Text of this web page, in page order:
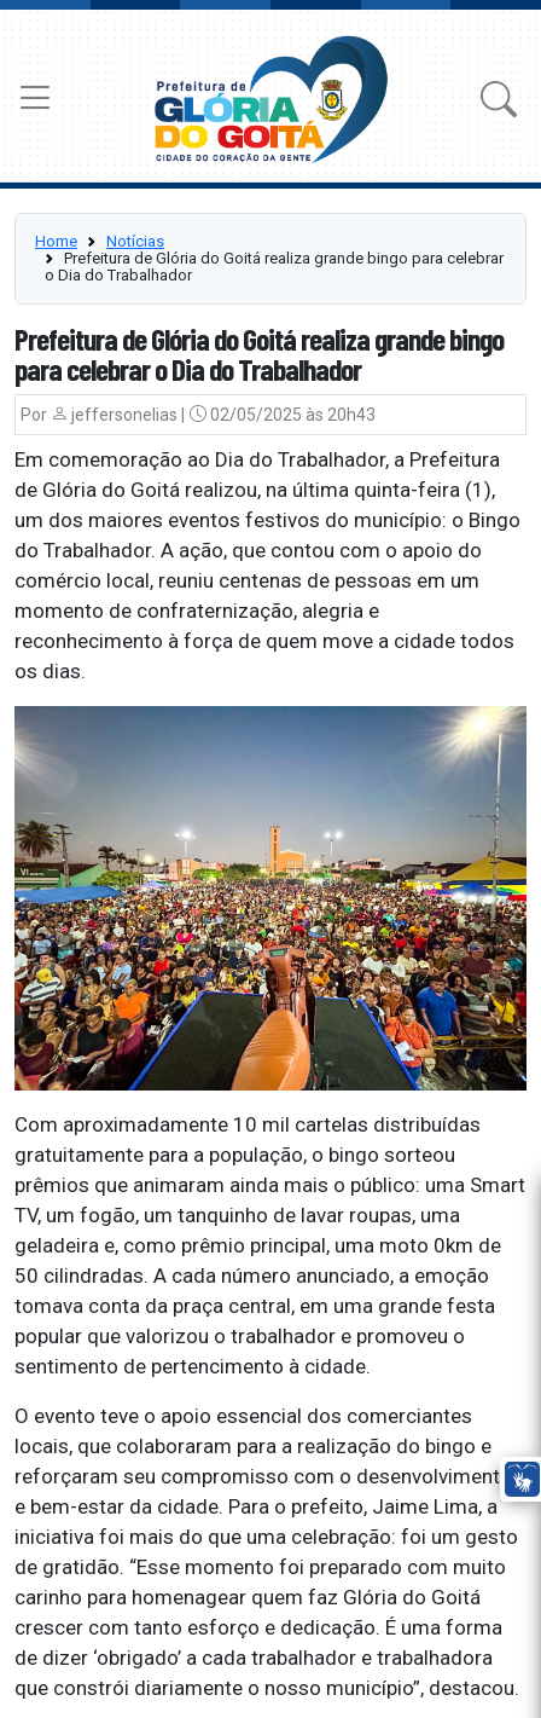
Home
Notícias
Prefeitura de Glória do Goitá realiza grande bingo para celebrar
o Dia do Trabalhador
Prefeitura de Glória do Goitá realiza grande bingo
para celebrar o Dia do Trabalhador
Por jeffersonelias | 02/05/2025 às 20h43
Em comemoração ao Dia do Trabalhador, a Prefeitura
de Glória do Goitá realizou, na última quinta-feira (1),
um dos maiores eventos festivos do município: o Bingo
do Trabalhador. A ação, que contou com o apoio do
comércio local, reuniu centenas de pessoas em um
momento de confraternização, alegria e
reconhecimento à força de quem move a cidade todos
os dias.
Com aproximadamente 10 mil cartelas distribuídas
gratuitamente para a população, o bingo sorteou
prêmios que animaram ainda mais o público: uma Smart
TV, um fogão, um tanquinho de lavar roupas, uma
geladeira e, como prêmio principal, uma moto 0km de
50 cilindradas. A cada número anunciado, a emoção
tomava conta da praça central, em uma grande festa
popular que valorizou o trabalhador e promoveu o
sentimento de pertencimento à cidade.
O evento teve o apoio essencial dos comerciantes
locais, que colaboraram para a realização do bingo e
reforçaram seu compromisso com o desenvolvimento
e bem-estar da cidade. Para o prefeito, Jaime Lima, a
iniciativa foi mais do que uma celebração: foi um gesto
de gratidão. “Esse momento foi preparado com muito
carinho para homenagear quem faz Glória do Goitá
crescer com tanto esforço e dedicação. É uma forma
de dizer ‘obrigado’ a cada trabalhador e trabalhadora
que constrói diariamente o nosso município”, destacou.